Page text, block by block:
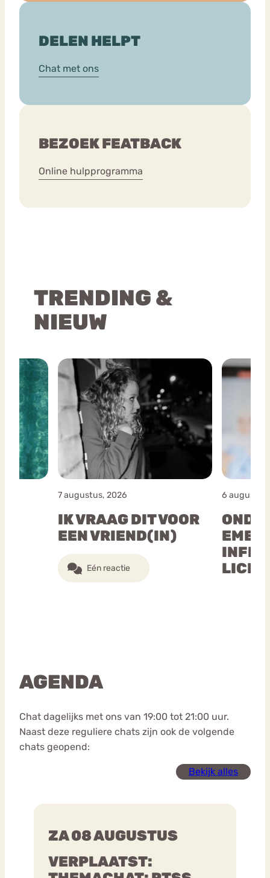
DELEN HELPT
Chat met ons
BEZOEK FEATBACK
Online hulpprogramma
TRENDING &
NIEUW
7 augustus, 2026
IK VRAAG DIT VOOR
EEN VRIEND(IN)
Eén reactie
6
AGENDA
Chat dagelijks met ons van 19:00 tot 21:00 uur.
Naast deze reguliere chats zijn ook de volgende
chats geopend:
Bekijk alles
ZA 08 AUGUSTUS
VERPLAATST: